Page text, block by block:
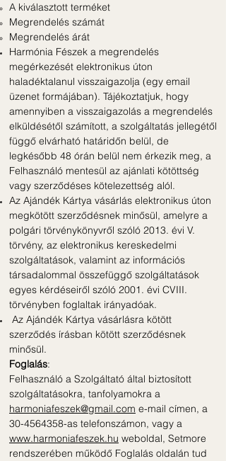
A kiválasztott terméket
Megrendelés számát
Megrendelés árát
Harmónia Fészek a megrendelés
megérkezését elektronikus úton
haladéktalanul visszaigazolja (egy email
üzenet formájában). Tájékoztatjuk, hogy
amennyiben a visszaigazolás a megrendelés
elküldésétől számított, a szolgáltatás jellegétől
függő elvárható határidőn belül, de
legkésőbb 48 órán belül nem érkezik meg, a
Felhasználó mentesül az ajánlati kötöttség
vagy szerződéses kötelezettség alól.
Az Ajándék Kártya vásárlás elektronikus úton
megkötött szerződésnek minősül, amelyre a
polgári törvénykönyvről szóló 2013. évi V.
törvény, az elektronikus kereskedelmi
szolgáltatások, valamint az információs
társadalommal összefüggő szolgáltatások
egyes kérdéseiről szóló 2001. évi CVIII.
törvényben foglaltak irányadóak.
Az Ajándék Kártya vásárlásra kötött
szerződés írásban kötött szerződésnek
minősül.
Foglalás:
Felhasználó a Szolgáltató által biztosított
szolgáltatásokra, tanfolyamokra a
harmoniafeszek@gmail.com e-mail címen, a
30-4564358-as telefonszámon, vagy a
www.harmoniafeszek.hu weboldal, Setmore
rendszerében működő Foglalás oldalán tud